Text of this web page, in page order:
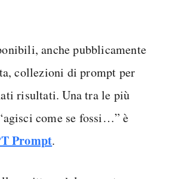
anche pubblicamente
collezioni di prompt per
risultati. Una tra le più
come se fossi…” è
Prompt.